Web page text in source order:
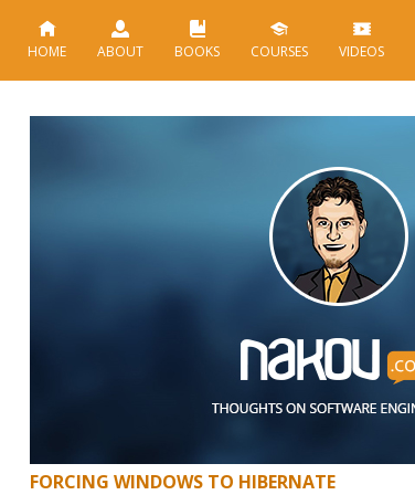
HOME ABOUT BOOKS COURSES VIDEOS
FORCING WINDOWS TO HIBERNATE